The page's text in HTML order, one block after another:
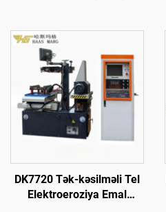
DK7720 Tək-kəsilməli Tel
Elektroeroziya Emal